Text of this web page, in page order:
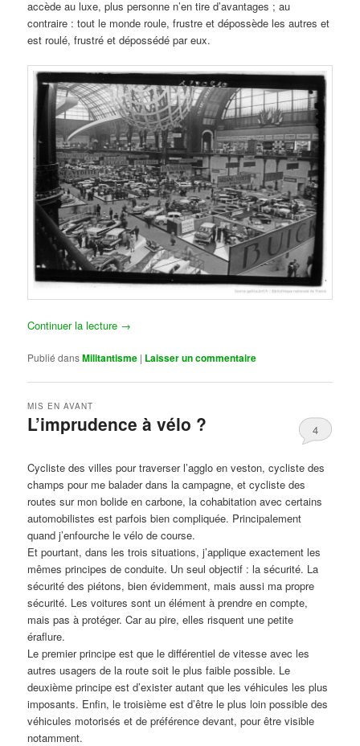
accède au luxe, plus personne n’en tire d’avantages ; au
contraire : tout le monde roule, frustre et dépossède les autres et
est roulé, frustré et dépossédé par eux.
Continuer la lecture →
Publié dansMilitantisme | Laisser un commentaire
L’imprudence à vélo ?
MIS EN AVANT
4
Cycliste des villes pour traverser l’agglo en veston, cycliste des
champs pour me balader dans la campagne, et cycliste des
routes sur mon bolide en carbone, la cohabitation avec certains
automobilistes est parfois bien compliquée. Principalement
quand j’enfourche le vélo de course.
Et pourtant, dans les trois situations, j’applique exactement les
mêmes principes de conduite. Un seul objectif : la sécurité. La
sécurité des piétons, bien évidemment, mais aussi ma propre
sécurité. Les voitures sont un élément à prendre en compte,
mais pas à protéger. Car au pire, elles risquent une petite
éraflure.
Le premier principe est que le différentiel de vitesse avec les
autres usagers de la route soit le plus faible possible. Le
deuxième principe est d’exister autant que les véhicules les plus
imposants. Enfin, le troisième est d’être le plus loin possible des
véhicules motorisés et de préférence devant, pour être visible
notamment.